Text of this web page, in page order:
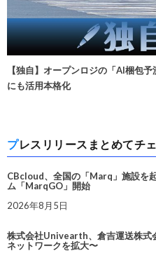
【独自】オープンロジの「AI梱包
にも活用本格化
プレスリリースまとめてチ
CBcloud、全国の「Marq」施設を
ム「MarqGO」開始
2026年8月5日
株式会社Univearth、倉吉運送株式
ネットワークを拡大〜